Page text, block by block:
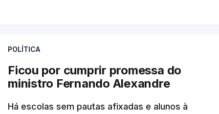
POLÍTICA
Ficou por cumprir promessa do
ministro Fernando Alexandre
Há escolas sem pautas afixadas e alunos à